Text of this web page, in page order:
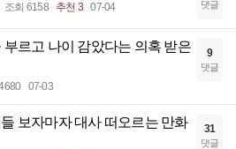
조회 6158 추천 3 07-04 댓글
부르고 나이 감았다는 의혹 받은
07-03
9
댓글
보자마자 대사 떠오르는 만화
31
댓글